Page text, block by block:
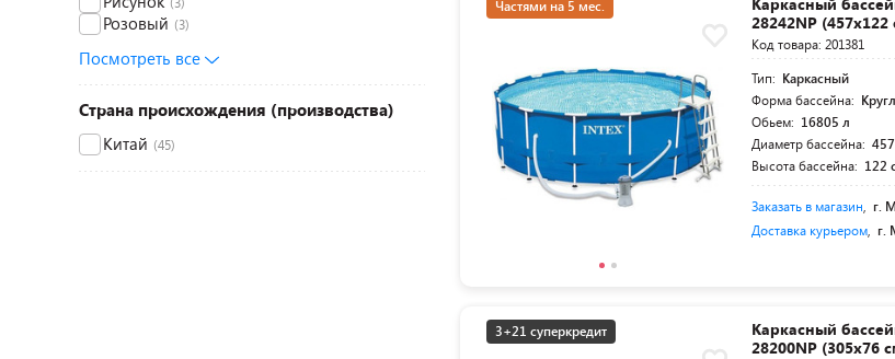
Розовый (3)
Посмотреть все
Страна происхождения (производства)
Китай (45)
Частями на 5 мес.
28242NP (457x122
Код товара: 201381
Тип: Каркасный
Форма бассейна:
Обьем: 16805 л
Диаметр бассейна:
Высота бассейна: 122
Заказать в магазин г.
Доставка курьером г.
3+21 суперкредит
Каркасный
28200NP (305х76